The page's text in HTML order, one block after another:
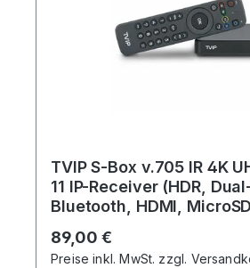
TVIP S-Box v.705 IR 4K
11 IP-Receiver (HDR,
Bluetooth, HDMI,
Regulärer Preis:
89,00 €
Preise inkl. MwSt. zzgl.